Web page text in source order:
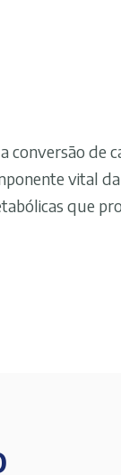
conversão de
vital
que